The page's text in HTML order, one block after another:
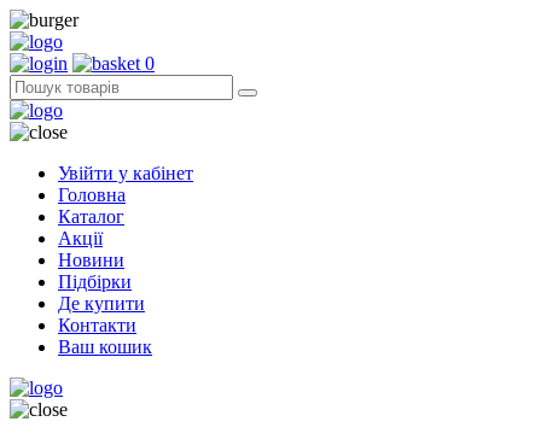
0
Увійти у кабінет
Головна
Каталог
Акції
Новини
Підбірки
Де купити
Контакти
Ваш кошик